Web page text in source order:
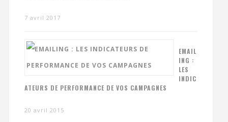
7 avril 2017
EMAIL
ING :
LES
INDIC
ATEURS DE PERFORMANCE DE VOS CAMPAGNES
20 avril 2015